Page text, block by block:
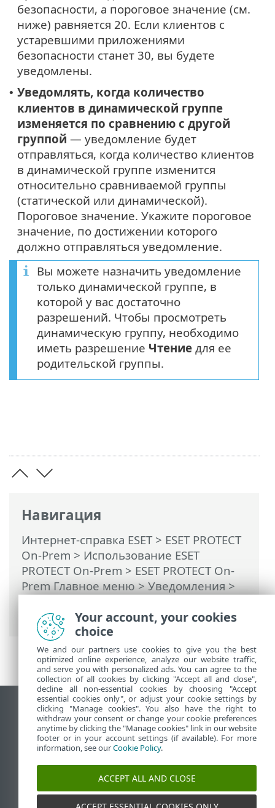
Навигация
Интернет-справка ESET> ESET PROTECT
On-Prem > Использование ESET
PROTECT On-Prem > ESET PROTECT On-
Prem Главное меню>Уведомления>
Изменения динамической группы
безопасности, а пороговое значение (см.
ниже) равняется 20. Если клиентов с
устаревшими приложениями
безопасности станет 30, вы будете
уведомлены.
• Уведомлять, когда количество
клиентов в динамической группе
изменяется по сравнению с другой
группой — уведомление будет
отправляться, когда количество клиентов
в динамической группе изменится
относительно сравниваемой группы
(статической или динамической).
Пороговое значение. Укажите пороговое
значение, по достижении которого
должно отправляться уведомление.
Вы можете назначить уведомление
только динамической группе, в
которой у вас достаточно
разрешений. Чтобы просмотреть
динамическую группу, необходимо
иметь разрешение Чтение для ее
родительской группы.
Использовать сайт для ПК
End of Life
База знаний ESET
ESET Status Portal
Региональная поддержка
Your account, your cookies
choice
We and our partners use cookies to give you the best
optimized online experience, analyze our website traffic,
and serve you with personalized ads. You can agree to the
collection of all cookies by clicking "Accept all and close",
decline all non-essential cookies by choosing "Accept
essential cookies only", or adjust your cookie settings by
clicking "Manage cookies". You also have the right to
withdraw your consent or change your cookie preferences
anytime by clicking the "Manage cookies" link in our website
footer or in your account settings (if available). For more
information, see ourCookie Policy.
ACCEPT ALL AND CLOSE